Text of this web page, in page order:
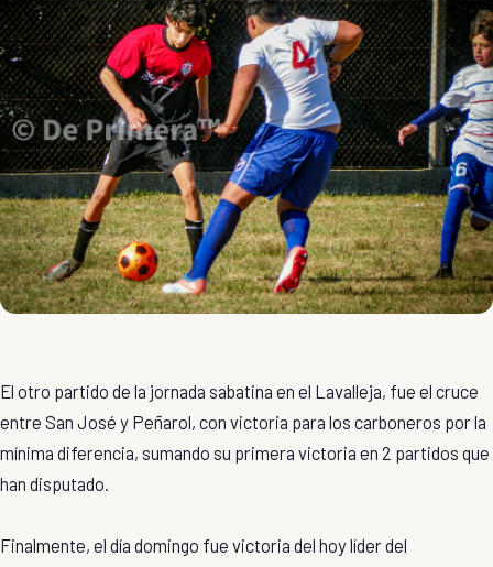
El otro partido de la jornada sabatina en el Lavalleja, fue el cruce
entre San José y Peñarol, con victoria para los carboneros por la
mínima diferencia, sumando su primera victoria en 2 partidos que
han disputado.
Finalmente, el día domingo fue victoria del hoy líder del